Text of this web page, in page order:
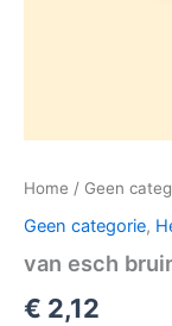
Home / Geen
Geen categorie,
van esch
€ 2,12